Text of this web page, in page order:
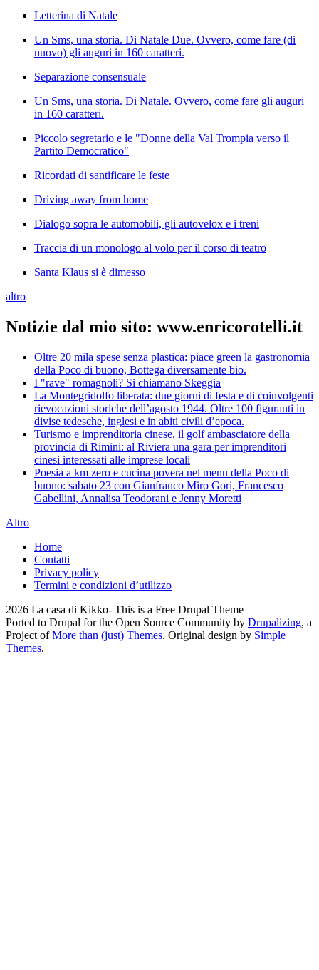
Letterina di Natale
Un Sms, una storia. Di Natale Due. Ovvero, come fare (di
nuovo) gli auguri in 160 caratteri.
Separazione consensuale
Un Sms, una storia. Di Natale. Ovvero, come fare gli auguri
in 160 caratteri.
Piccolo segretario e le "Donne della Val Trompia verso il
Partito Democratico"
Ricordati di santificare le feste
Driving away from home
Dialogo sopra le automobili, gli autovelox e i treni
Traccia di un monologo al volo per il corso di teatro
Santa Klaus si è dimesso
altro
Notizie dal mio sito: www.enricorotelli.it
Oltre 20 mila spese senza plastica: piace green la gastronomia
della Poco di buono, Bottega diversamente bio.
I "rave" romagnoli? Si chiamano Skeggia
La Montegridolfo liberata: due giorni di festa e di coinvolgenti
rievocazioni storiche dell’agosto 1944. Oltre 100 figuranti in
divise tedesche, inglesi e in abiti civili d’epoca.
Turismo e imprenditoria cinese, il golf ambasciatore della
provincia di Rimini: al Riviera una gara per imprenditori
cinesi interessati alle imprese locali
Poesia a km zero e cucina povera nel menu della Poco di
buono: sabato 23 con Gianfranco Miro Gori, Francesco
Gabellini, Annalisa Teodorani e Jenny Moretti
Altro
Home
Contatti
Privacy policy
Termini e condizioni d’utilizzo
2026 La casa di Kikko- This is a Free Drupal Theme
Ported to Drupal for the Open Source Community by Drupalizing, a
Project ofMore than (just) Themes. Original design by Simple
Themes.